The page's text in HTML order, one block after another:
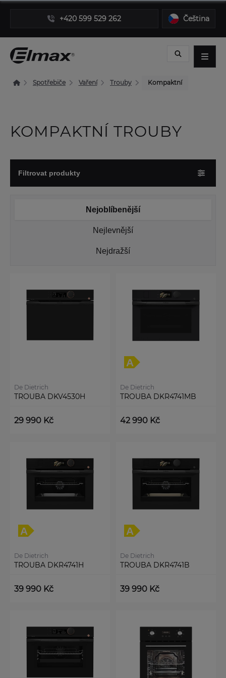
+420 599 529 262 Čeština
Spotřebiče Vaření Trouby Kompaktní
KOMPAKTNÍ TROUBY
Filtrovat produkty
Nejoblíbenější
Nejlevnější
Nejdražší
De Dietrich
TROUBA DKV4530H
29 990 Kč
De Dietrich
TROUBA DKR4741MB
42 990 Kč
De Dietrich
TROUBA DKR4741H
39 990 Kč
De Dietrich
TROUBA DKR4741B
39 990 Kč